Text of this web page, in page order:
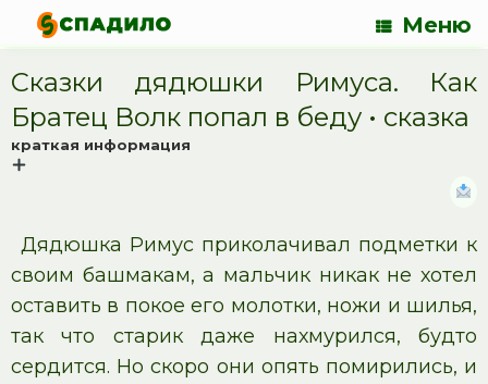
Меню
Сказки дядюшки Римуса. Как
Братец Волк попал в беду • cказка
краткая информация
Дядюшка Римус приколачивал подметки к
своим башмакам, а мальчик никак не хотел
оставить в покое его молотки, ножи и шилья,
так что старик даже нахмурился, будто
сердится. Но скоро они опять помирились, и